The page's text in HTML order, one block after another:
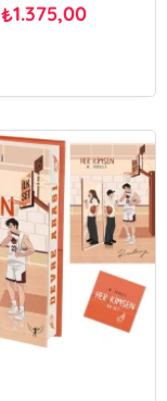
₺1.375,00